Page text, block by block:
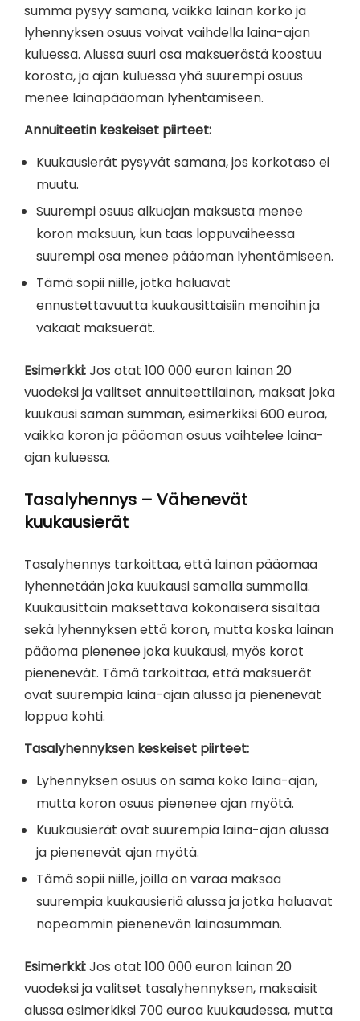
summa pysyy samana, vaikka lainan korko ja
lyhennyksen osuus voivat vaihdella laina-ajan
kuluessa. Alussa suuri osa maksuerästä koostuu
korosta, ja ajan kuluessa yhä suurempi osuus
menee lainapääoman lyhentämiseen.
Annuiteetin keskeiset piirteet:
Kuukausierät pysyvät samana, jos korkotaso ei
muutu.
Suurempi osuus alkuajan maksusta menee
koron maksuun, kun taas loppuvaiheessa
suurempi osa menee pääoman lyhentämiseen.
Tämä sopii niille, jotka haluavat
ennustettavuutta kuukausittaisiin menoihin ja
vakaat maksuerät.
Esimerkki:Jos otat 100 000 euron lainan 20
vuodeksi ja valitset annuiteettilainan, maksat joka
kuukausi saman summan, esimerkiksi 600 euroa,
vaikka koron ja pääoman osuus vaihtelee laina-
ajan kuluessa.
Tasalyhennys – Vähenevät
kuukausierät
Tasalyhennys tarkoittaa, että lainan pääomaa
lyhennetään joka kuukausi samalla summalla.
Kuukausittain maksettava kokonaiserä sisältää
sekä lyhennyksen että koron, mutta koska lainan
pääoma pienenee joka kuukausi, myös korot
pienenevät. Tämä tarkoittaa, että maksuerät
ovat suurempia laina-ajan alussa ja pienenevät
loppua kohti.
Tasalyhennyksen keskeiset piirteet:
Lyhennyksen osuus on sama koko laina-ajan,
mutta koron osuus pienenee ajan myötä.
Kuukausierät ovat suurempia laina-ajan alussa
ja pienenevät ajan myötä.
Tämä sopii niille, joilla on varaa maksaa
suurempia kuukausieriä alussa ja jotka haluavat
nopeammin pienenevän lainasumman.
Esimerkki:Jos otat 100 000 euron lainan 20
vuodeksi ja valitset tasalyhennyksen, maksaisit
alussa esimerkiksi 700 euroa kuukaudessa, mutta